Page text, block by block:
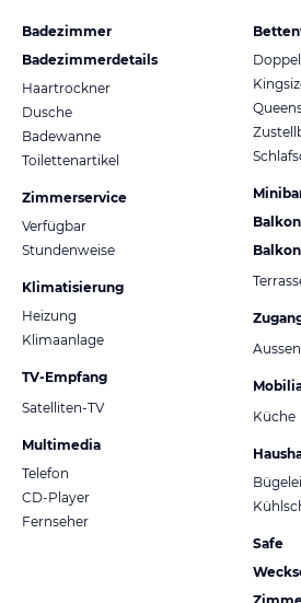
Badezimmer
Badezimmerdetails
Haartrockner
Dusche
Badewanne
Toilettenartikel
Zimmerservice
Verfügbar
Stundenweise
Klimatisierung
Heizung
Klimaanlage
TV-Empfang
Satelliten-TV
Multimedia
Telefon
CD-Player
Fernseher
Balkon
Küche
Safe